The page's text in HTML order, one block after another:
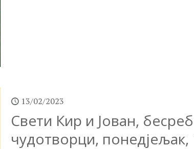
13/02/2023
Свети Кир и Јован,
чудотворци,